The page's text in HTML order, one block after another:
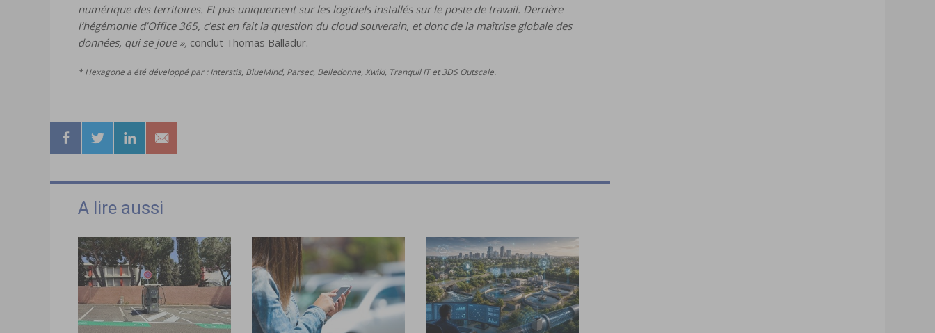
numérique des territoires. Et pas uniquement sur les logiciels installés sur le poste de travail. Derrière
l’hégémonie d’Office 365, c’est en fait la question du cloud souverain, et donc de la maîtrise globale des
données, qui se joue », conclut Thomas Balladur.
* Hexagone a été développé par : Interstis, BlueMind, Parsec, Belledonne, Xwiki, Tranquil IT et 3DS Outscale.
A lire aussi